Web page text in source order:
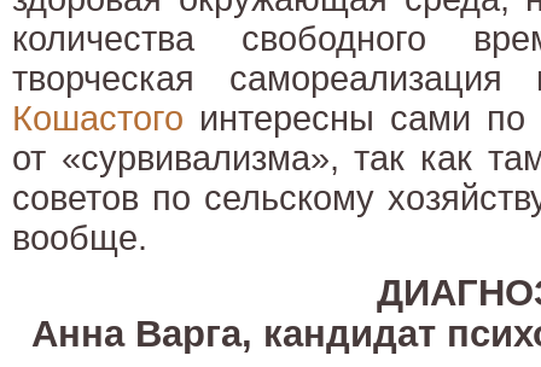
количества свободного
творческая
Кошастого интересны сами
от «сурвивализма», так как
советов по сельскому
вообще.
Анна Варга, кандидат